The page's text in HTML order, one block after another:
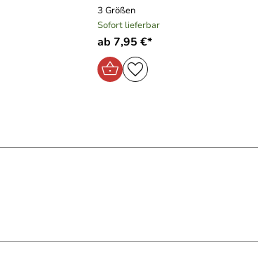
3 Größen
Sofort lieferbar
ab 7,95 €*